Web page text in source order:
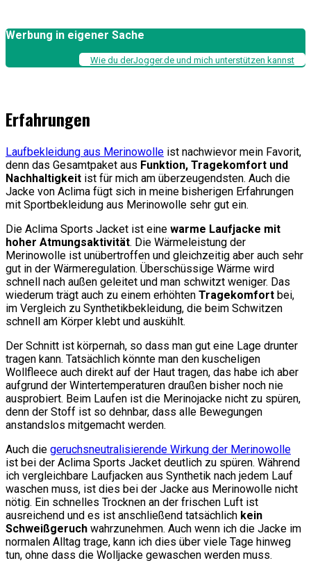
Werbung in eigener Sache
Wie du derJogger.de und mich unterstützen kannst
Erfahrungen
Laufbekleidung aus Merinowolle ist nachwievor mein Favorit,
denn das Gesamtpaket aus Funktion, Tragekomfort und
Nachhaltigkeit ist für mich am überzeugendsten. Auch die
Jacke von Aclima fügt sich in meine bisherigen Erfahrungen
mit Sportbekleidung aus Merinowolle sehr gut ein.
Die Aclima Sports Jacket ist eine warme Laufjacke mit
hoher Atmungsaktivität. Die Wärmeleistung der
Merinowolle ist unübertroffen und gleichzeitig aber auch sehr
gut in der Wärmeregulation. Überschüssige Wärme wird
schnell nach außen geleitet und man schwitzt weniger. Das
wiederum trägt auch zu einem erhöhten Tragekomfort bei,
im Vergleich zu Synthetikbekleidung, die beim Schwitzen
schnell am Körper klebt und auskühlt.
Der Schnitt ist körpernah, so dass man gut eine Lage drunter
tragen kann. Tatsächlich könnte man den kuscheligen
Wollfleece auch direkt auf der Haut tragen, das habe ich aber
aufgrund der Wintertemperaturen draußen bisher noch nie
ausprobiert. Beim Laufen ist die Merinojacke nicht zu spüren,
denn der Stoff ist so dehnbar, dass alle Bewegungen
anstandslos mitgemacht werden.
Auch die geruchsneutralisierende Wirkung der Merinowolle
ist bei der Aclima Sports Jacket deutlich zu spüren. Während
ich vergleichbare Laufjacken aus Synthetik nach jedem Lauf
waschen muss, ist dies bei der Jacke aus Merinowolle nicht
nötig. Ein schnelles Trocknen an der frischen Luft ist
ausreichend und es ist anschließend tatsächlich kein
Schweißgeruch wahrzunehmen. Auch wenn ich die Jacke im
normalen Alltag trage, kann ich dies über viele Tage hinweg
tun, ohne dass die Wolljacke gewaschen werden muss.